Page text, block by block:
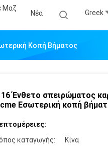
Μαζ
Νέα Greek
Κοπή Βήματος
Ένθετο σπειρώματος
Εσωτερική κοπή
καταγωγής:
Κίνα